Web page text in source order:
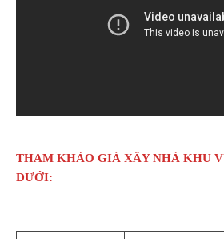
THAM KHẢO GIÁ XÂY NHÀ KHU
DƯỚI: